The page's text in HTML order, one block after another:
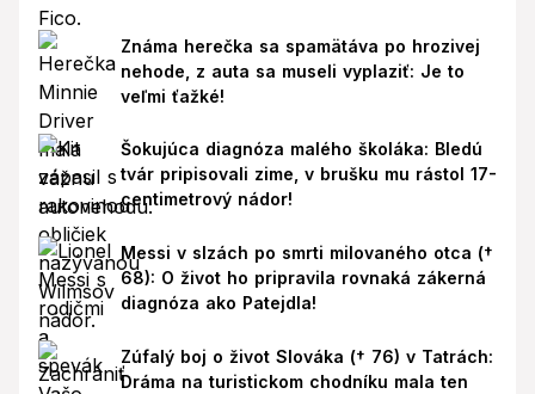
Známa herečka sa spamätáva po hrozivej
nehode, z auta sa museli vyplaziť: Je to
veľmi ťažké!
Šokujúca diagnóza malého školáka: Bledú
tvár pripisovali zime, v brušku mu rástol 17-
centimetrový nádor!
Messi v slzách po smrti milovaného otca (†
68): O život ho pripravila rovnaká zákerná
diagnóza ako Patejdla!
Zúfalý boj o život Slováka († 76) v Tatrách:
Dráma na turistickom chodníku mala ten